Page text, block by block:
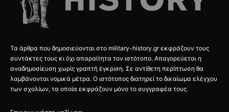
Τα άρθρα που δημοσιεύονται στο military-history.gr εκφράζουν τους
συντάκτες τους κι όχι απαραίτητα τον ιστότοπο. Απαγορεύεται η
αναδημοσίευση χωρίς γραπτή έγκριση. Σε αντίθετη περίπτωση θα
λαμβάνονται νομικά μέτρα. Ο ιστότοπος διατηρεί το δικαίωμα ελέγχου
των σχολίων, τα οποία εκφράζουν μόνο το συγγραφέα τους.